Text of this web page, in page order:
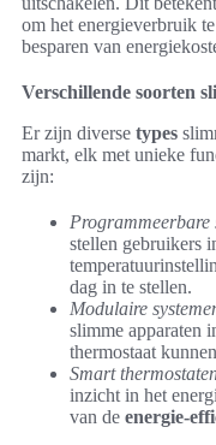
om het energieverbruik
besparen van
Verschillende soorten
Er zijn diverse types
markt, elk met unieke
zijn:
Programmeerbare
stellen gebruikers
dag in te stellen.
Modulaire
slimme apparaten
thermostaat
Smart
inzicht in het
van de energie-